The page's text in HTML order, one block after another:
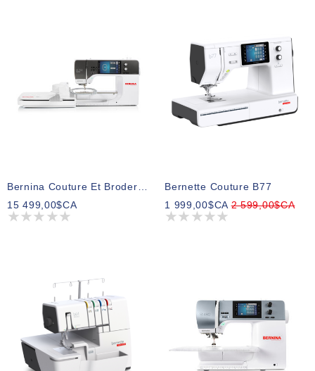
Bernina Couture Et Broderie B790E Ultra
15 499,00$CA
Bernette Couture B77
1 999,00$CA2 599,00$CA